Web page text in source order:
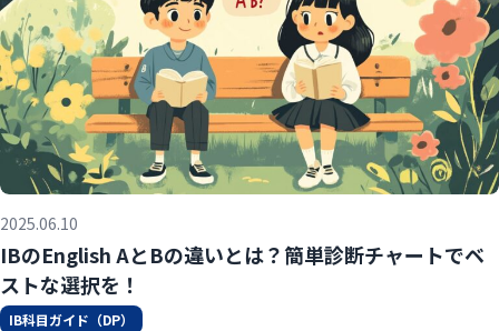
2025.06.10
IBのEnglish AとBの違いとは？簡単診断チャートでベ
ストな選択を！
IB科目ガイド（DP）